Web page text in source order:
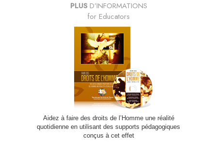
PLUS D’INFORMATIONS
for Educators
Aidez à faire des droits de l’Homme une réalité
quotidienne en utilisant des supports pédagogiques
conçus à cet effet